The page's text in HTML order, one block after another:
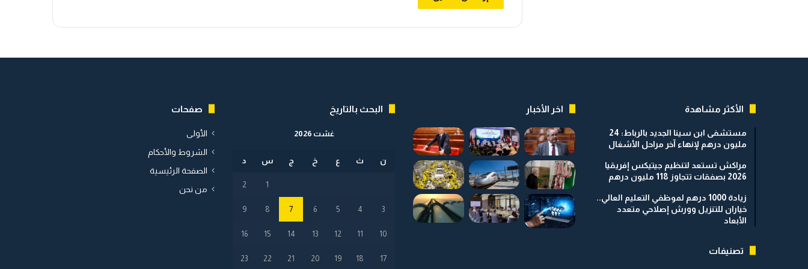
س
ة
الأكثر مشاهدة
مستشفى ابن سينا الجديد بالرباط: 24
مليون درهم لإنهاء آخر مراحل الأشغال
مراكش تستعد لتنظيم جيتيكس إفريقيا
2026 بصفقات تتجاوز 118 مليون درهم
زيادة 1000 درهم لموظفي التعليم العالي..
خياران للتنزيل وورش إصلاحي متعدد
الأبعاد
تصنيفات
اخر الأخبار البحث بالتاريخ
غشت 2026
ن ث ع خ ج س د
1
2
3
4
5
6
7
8
9
10
11
12
13
14
15
16
17
18
19
20
21
22
23
صفحات
الأولى
الشروط والأحكام
الصفحة الرئيسية
من نحن